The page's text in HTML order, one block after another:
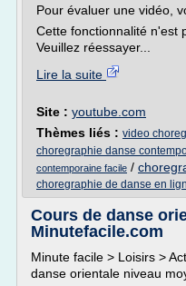
Pour évaluer une vidéo,
Cette fonctionnalité n'est
Veuillez réessayer...
Lire la suite
Site : youtube.com
Thèmes liés : video
choregraphie danse
contemporaine facile /
choregraphie de danse en
Cours de danse
Minutefacile.com
Minute facile > Loisirs >
danse orientale niveau